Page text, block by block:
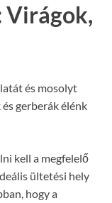
Virágok,
és mosolyt
gerberák élénk
kell a megfelelő
ültetési hely
hogy a